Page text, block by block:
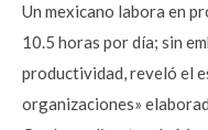
Un mexicano labora en
10.5 horas por día; sin
productividad, reveló el
organizaciones»